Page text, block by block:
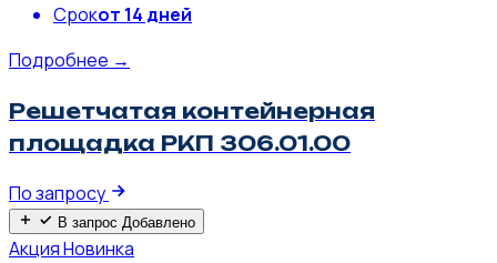
Срокот 14 дней
Подробнее →
Решетчатая контейнерная
площадка РКП 306.01.00
По запросу
В запрос Добавлено
АкцияНовинка